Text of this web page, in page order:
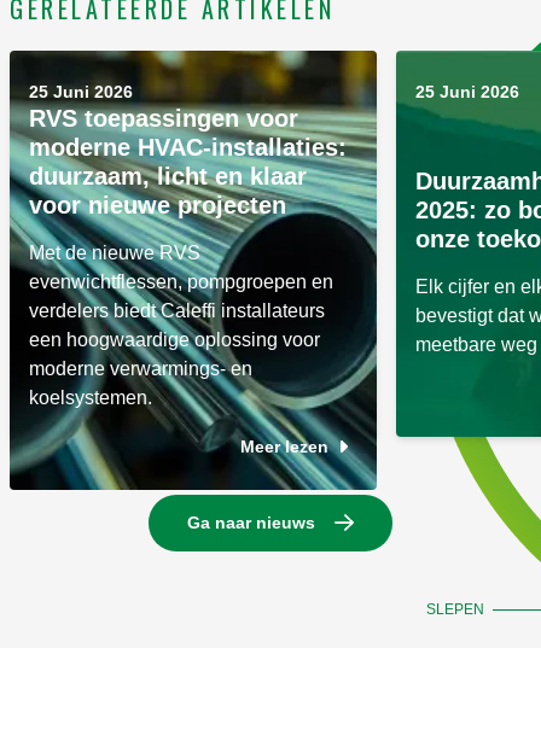
GERELATEERDE ARTIKELEN
25 Juni 2026
RVS toepassingen voor
moderne HVAC-installaties:
duurzaam, licht en klaar
voor nieuwe projecten
Met de nieuwe RVS
evenwichtflessen, pompgroepen en
verdelers biedt Caleffi installateurs
een hoogwaardige oplossing voor
moderne verwarmings- en
koelsystemen.
Meer lezen
25 Juni 2026
2025: zo
onze
Elk cijfer en
bevestigt dat
meetbare
SLEPEN
Ga naar nieuws